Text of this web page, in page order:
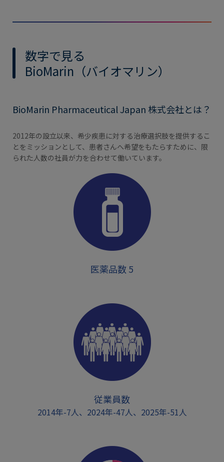
数字で見る
BioMarin（バイオマリン）
BioMarin Pharmaceutical Japan 株式会社とは？
2012年の設立以来、希少疾患に対する治療選択肢を提供するこ
とをミッションとして、患者さんへ希望をもたらすために、限
られた人数の社員が力を合わせて働いています。
医薬品数 5
従業員数
2014年-7人、2024年-47人、2025年-51人